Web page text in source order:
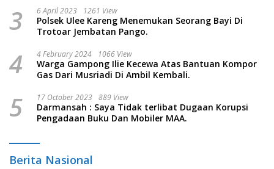
3 6 April 2023 1261 View
Polsek Ulee Kareng Menemukan Seorang Bayi Di
Trotoar Jembatan Pango.
4 4 February 2024 1066 View
Warga Gampong Ilie Kecewa Atas Bantuan Kompor
Gas Dari Musriadi Di Ambil Kembali.
5 17 October 2023 889 View
Darmansah : Saya Tidak terlibat Dugaan Korupsi
Pengadaan Buku Dan Mobiler MAA.
Berita Nasional